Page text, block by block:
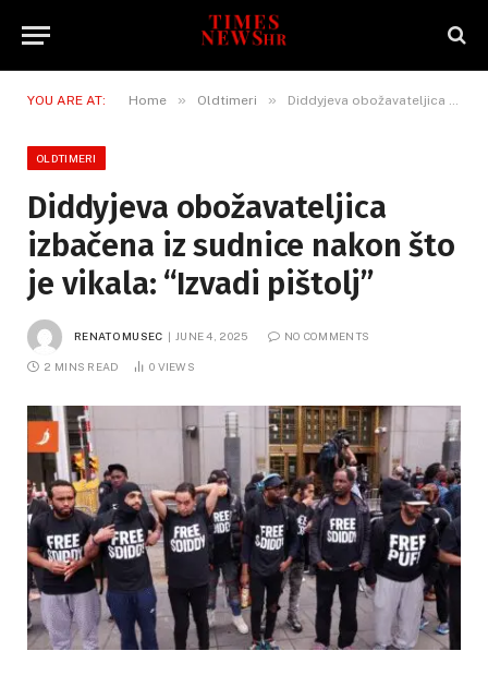
YOU ARE AT: Home » Oldtimeri » Diddyjeva obožavateljica izbačena iz sudnice nakon što je vikala: “Izvadi pištolj”
OLDTIMERI
Diddyjeva obožavateljica
izbačena iz sudnice nakon što
je vikala: “Izvadi pištolj”
RENATO MUSEC JUNE 4, 2025 NO COMMENTS
2 MINS READ 0 VIEWS